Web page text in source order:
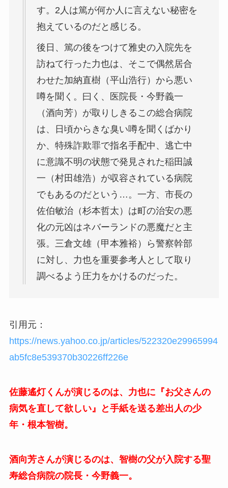
す。2人は篤が何か人に言えない秘密を
抱えているのだと感じる。
後日、篤の後をつけて雅史の入院先を
訪ねて行った力也は、そこで偶然居合
わせた加納直樹（平山浩行）から悪い
噂を聞く。曰く、医院長・今野義一
（酒向芳）が取りしきるこの総合病院
は、日頃からきな臭い噂を聞くばかり
か、特殊詐欺罪で指名手配中、逃亡中
に意識不明の状態で発見された稲田誠
一（村田雄浩）が収容されている病院
でもあるのだという…。一方、市長の
佐伯敏治（杉本哲太）は町の治安の悪
化の元凶はネバーランドの悪魔だと主
張。三倉文雄（甲本雅裕）ら警察幹部
に対し、力也を重要参考人として取り
調べるよう圧力をかけるのだった。
引用元：
https://news.yahoo.co.jp/articles/522320e29965994
ab5fc8e539370b30226ff226e
佐藤遙灯くんが演じるのは、力也に『お父さんの
病気を直して欲しい』と手紙を送る差出人の少
年・根本智樹。
酒向芳さんが演じるのは、智樹の父が入院する聖
寿総合病院の院長・今野義一。